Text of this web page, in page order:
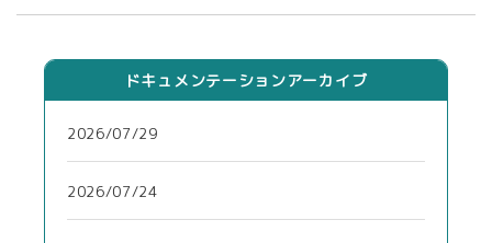
ドキュメンテーションアーカイブ
2026/07/29
2026/07/24